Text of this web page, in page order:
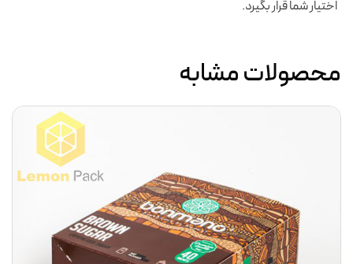
اختیار شما قرار بگیرد.
محصولات مشابه